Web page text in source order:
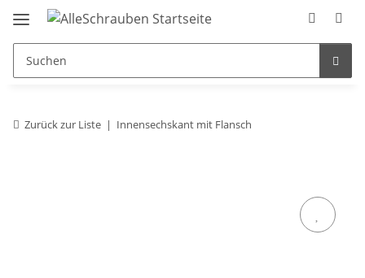
Zurück zur Liste Innensechskant mit Flansch